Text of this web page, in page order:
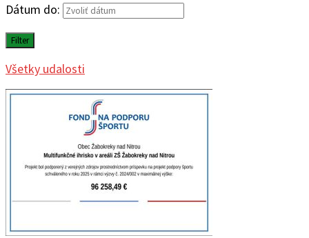
Dátum do:
Filter
Všetky udalosti